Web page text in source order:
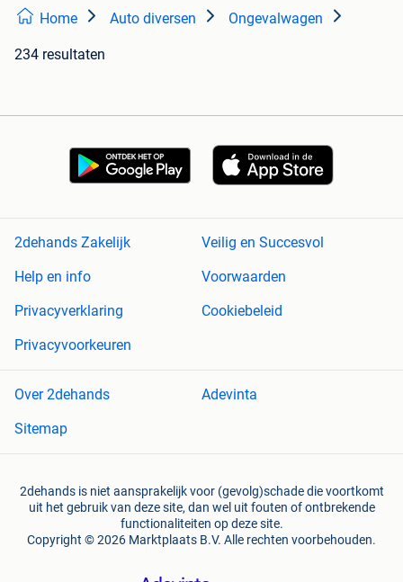
Home Auto diversen Ongevalwagen
234 resultaten
2dehands Zakelijk
Veilig en Succesvol
Help en info
Voorwaarden
Privacyverklaring
Cookiebeleid
Privacyvoorkeuren
Over 2dehands
Adevinta
Sitemap
2dehands is niet aansprakelijk voor (gevolg)schade die voortkomt
uit het gebruik van deze site, dan wel uit fouten of ontbrekende
functionaliteiten op deze site.
Copyright © 2026 Marktplaats B.V. Alle rechten voorbehouden.